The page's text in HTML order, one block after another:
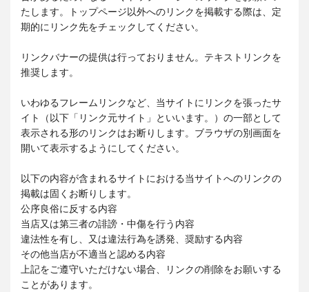
たします。トップページ以外へのリンクを掲載する際は、定
期的にリンク先をチェックしてください。
リンクバナーの提供は行っておりません。テキストリンクを
推奨します。
いわゆるフレームリンクなど、当サイトにリンクを張ったサ
イト（以下「リンク元サイト」といいます。）の一部として
表示される形のリンクはお断りします。ブラウザの別画面を
開いて表示するようにしてください。
以下の内容が含まれるサイトにおける当サイトへのリンクの
掲載は固くお断りします。
公序良俗に反する内容
当店又は第三者の誹謗・中傷を行う内容
違法性を有し、又は違法行為を誘発、奨励する内容
その他当店が不適当と認める内容
上記をご遵守いただけない場合、リンクの削除をお願いする
ことがあります。